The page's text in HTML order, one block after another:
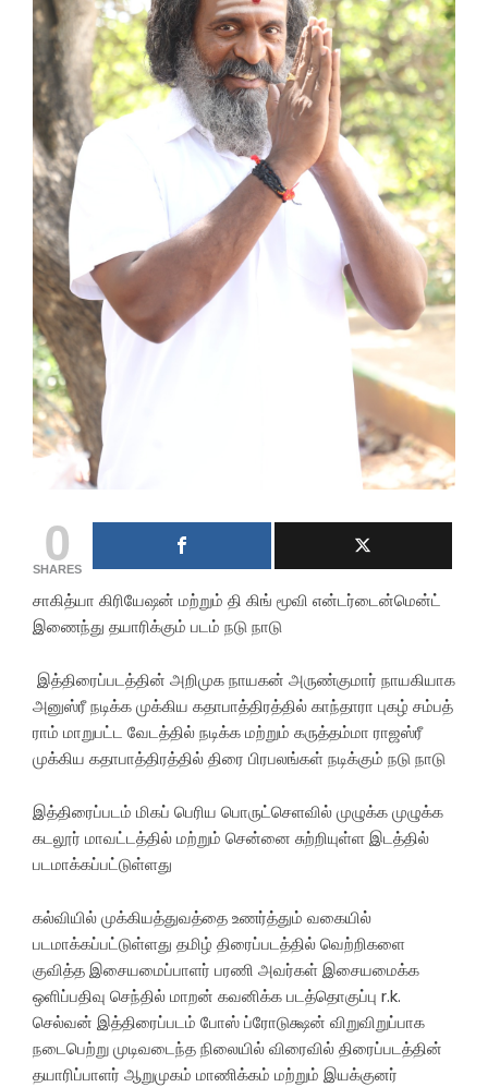
0
SHARES
சாகித்யா கிரியேஷன் மற்றும் தி கிங் மூவி என்டர்டைன்மென்ட்
இணைந்து தயாரிக்கும் படம் நடு நாடு
இத்திரைப்படத்தின் அறிமுக நாயகன் அருண்குமார் நாயகியாக
அனுஸ்ரீ நடிக்க முக்கிய கதாபாத்திரத்தில் காந்தாரா புகழ் சம்பத்
ராம் மாறுபட்ட வேடத்தில் நடிக்க மற்றும் கருத்தம்மா ராஜஸ்ரீ
முக்கிய கதாபாத்திரத்தில் திரை பிரபலங்கள் நடிக்கும் நடு நாடு
இத்திரைப்படம் மிகப் பெரிய பொருட்செளவில் முழுக்க முழுக்க
கடலூர் மாவட்டத்தில் மற்றும் சென்னை சுற்றியுள்ள இடத்தில்
படமாக்கப்பட்டுள்ளது
கல்வியில் முக்கியத்துவத்தை உணர்த்தும் வகையில்
படமாக்கப்பட்டுள்ளது தமிழ் திரைப்படத்தில் வெற்றிகளை
குவித்த இசையமைப்பாளர் பரணி அவர்கள் இசையமைக்க
ஒளிப்பதிவு செந்தில் மாறன் கவனிக்க படத்தொகுப்பு r.k.
செல்வன் இத்திரைப்படம் போஸ் ப்ரோடுக்ஷன் விறுவிறுப்பாக
நடைபெற்று முடிவடைந்த நிலையில் விரைவில் திரைப்படத்தின்
தயாரிப்பாளர் ஆறுமுகம் மாணிக்கம் மற்றும் இயக்குனர்